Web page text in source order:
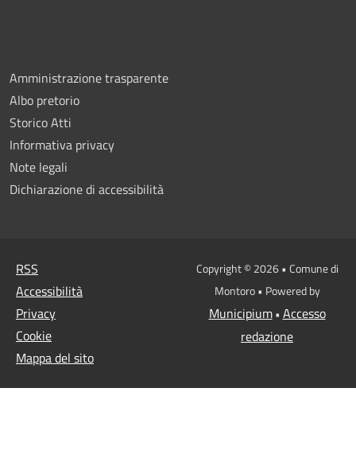
Amministrazione trasparente
Albo pretorio
Storico Atti
Informativa privacy
Note legali
Dichiarazione di accessibilità
RSS
Accessibilità
Privacy
Cookie
Mappa del sito
Copyright © 2026 • Comune di
Montoro • Powered by
Municipium• Accesso
redazione